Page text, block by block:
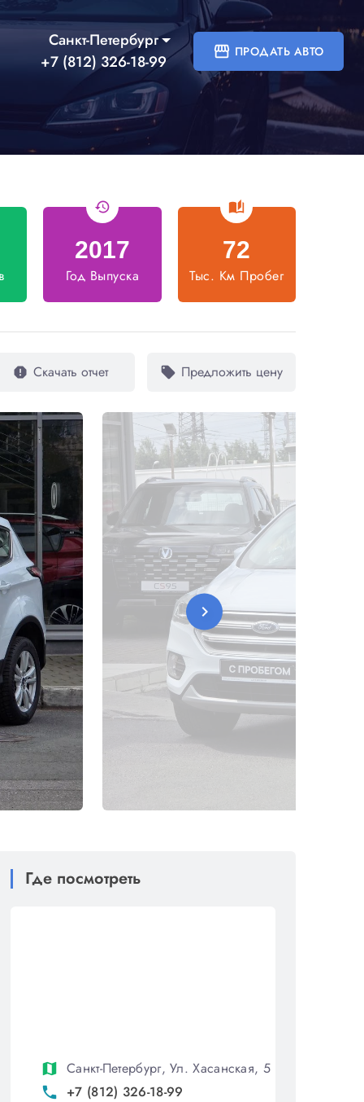
Санкт-Петербург
+7 (812) 326-18-99
storefront ПРОДАТЬ АВТО
history
2017
Год Выпуска
auto_stories
72
Тыс. Км Пробег
report Скачать отчет local_offer Предложить цену
chevron_right
Где посмотреть
map Санкт-Петербург, Ул. Хасанская, 5
phone +7 (812) 326-18-99